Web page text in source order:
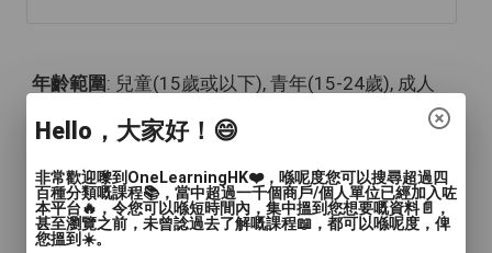
年齡範圍: 兒童(15歲或以下), 青年(15-24歲), 成人
人數: 1對1, 2至4人, 多於4人
教學模式
Hello，大家好！😄
非常歡迎嚟到OneLearningHK❤️，喺呢度您可以搜尋超過四
百種分類嘅課程📚，當中超過一千個商戶/個人單位已經加入咗
本平台🔥，令您可以喺短時間內，集中搵到您想要嘅資料📄，
甚至瀏覽之前，未曾諗過去了解嘅課程📖，都可以喺呢度，俾
您搵到☀️。